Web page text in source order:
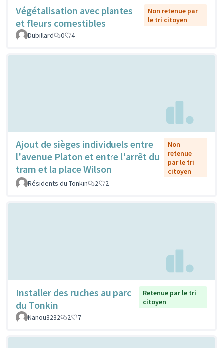
Végétalisation avec plantes
et fleurs comestibles
Non retenue par
le tri citoyen
Dubillard
0 4
Ajout de sièges individuels entre
l'avenue Platon et entre l'arrêt du
tram et la place Wilson
Non
retenue
par le tri
citoyen
Résidents du Tonkin
2 2
Installer des ruches au parc
du Tonkin
Retenue par le tri
citoyen
Nanou3232
2 7